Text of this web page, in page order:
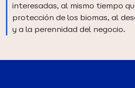
interesadas, al mismo tiempo
protección de los biomas, al
y a la perennidad del negocio.